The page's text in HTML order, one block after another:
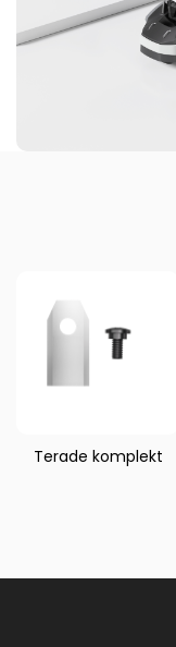
Terade komplekt